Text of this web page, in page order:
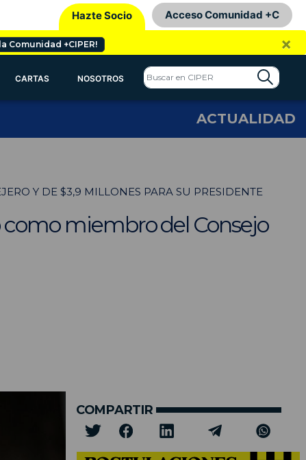
Hazte Socio Acceso Comunidad +C
la Comunidad +CIPER! ×
CARTAS NOSOTROS
ACTUALIDAD
Y DE $3,9 MILLONES PARA SU PRESIDENTE
como miembro del Consejo
COMPARTIR